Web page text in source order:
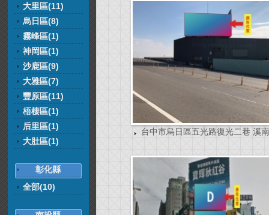
大里區(11)
烏日區(8)
霧峰區(1)
神岡區(1)
沙鹿區(9)
大雅區(7)
豐原區(11)
梧棲區(1)
后里區(1)
大肚區(1)
彰化縣
全部(10)
台中市烏日區五光路復光二巷 溪